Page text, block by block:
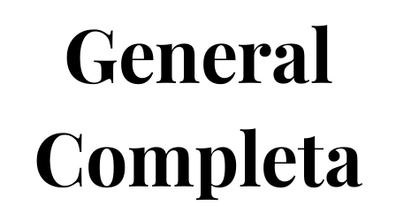
General
Completa